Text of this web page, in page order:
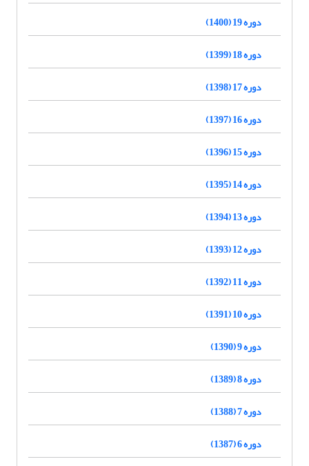
دوره 19 (1400)
دوره 18 (1399)
دوره 17 (1398)
دوره 16 (1397)
دوره 15 (1396)
دوره 14 (1395)
دوره 13 (1394)
دوره 12 (1393)
دوره 11 (1392)
دوره 10 (1391)
دوره 9 (1390)
دوره 8 (1389)
دوره 7 (1388)
دوره 6 (1387)